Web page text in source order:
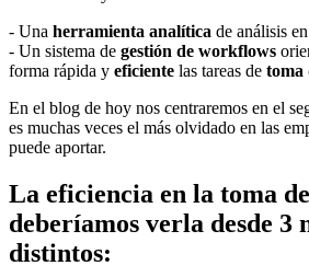
- Una herramienta analítica de análisis
- Un sistema de gestión de workflows
forma rápida y eficiente las tareas de toma
En el blog de hoy nos centraremos en el
es muchas veces el más olvidado en las
puede aportar.
La eficiencia en la toma
deberíamos verla desde 3
distintos: